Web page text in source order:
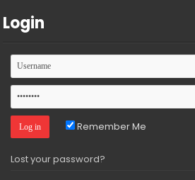
Login
Remember Me
Lost your password?